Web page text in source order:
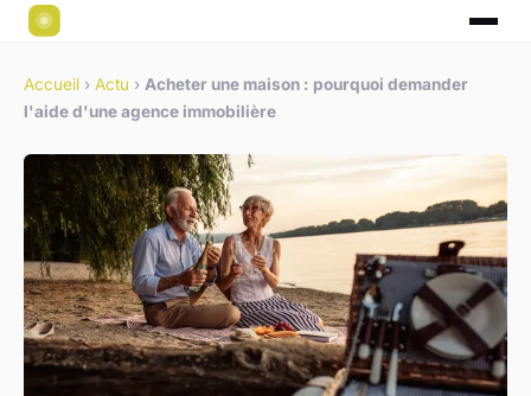
Accueil › Actu › Acheter une maison : pourquoi demander
l'aide d'une agence immobilière